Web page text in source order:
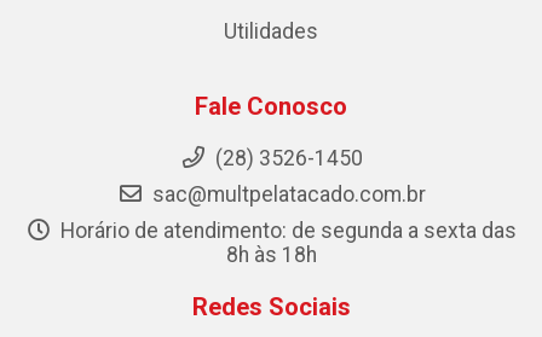
Utilidades
Fale Conosco
(28) 3526-1450
sac@multpelatacado.com.br
Horário de atendimento: de segunda a sexta das
8h às 18h
Redes Sociais